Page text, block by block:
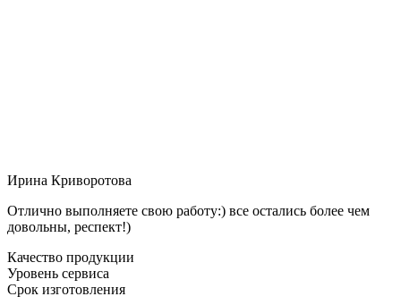
Ирина Криворотова
Отлично выполняете свою работу:) все остались более чем
довольны, респект!)
Качество продукции
Уровень сервиса
Срок изготовления